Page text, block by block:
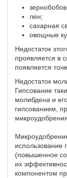
лен;
сахарная
овощные
Недостаток
проявляется в
появляется
Недостаток
Гипсование
молибдена и
гипсованием,
использование
(повышенное
их
компонентом